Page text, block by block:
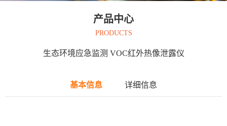
产品中心
PRODUCTS
生态环境应急监测 VOC红外热像泄露仪
基本信息 详细信息